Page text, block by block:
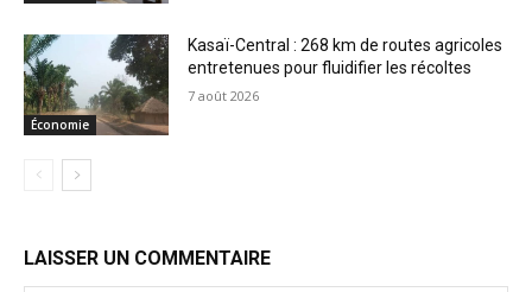
Économie
Kasaï-Central : 268 km de routes agricoles
entretenues pour fluidifier les récoltes
7 août 2026
LAISSER UN COMMENTAIRE